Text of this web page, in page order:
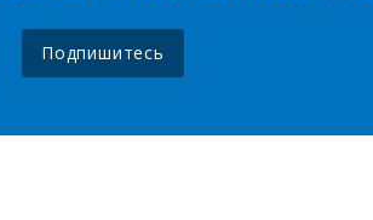
Подпишитесь